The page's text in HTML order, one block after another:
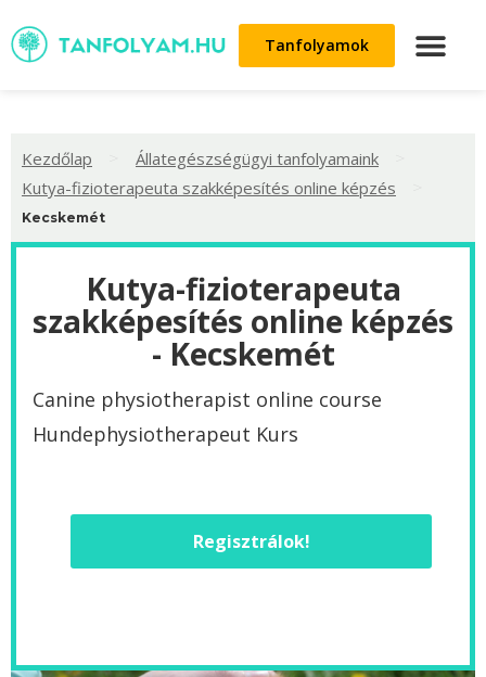
Tanfolyamok
Kezdőlap Állategészségügyi tanfolyamaink
Kutya-fizioterapeuta szakképesítés online képzés
Kecskemét
Kutya-fizioterapeuta
szakképesítés online képzés
- Kecskemét
Canine physiotherapist online course
Hundephysiotherapeut Kurs
Regisztrálok!